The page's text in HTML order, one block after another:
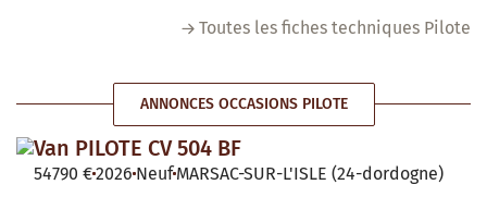
Toutes les fiches techniques Pilote
ANNONCES OCCASIONS PILOTE
Van PILOTE CV 504 BF
54790 €2026 Neuf MARSAC-SUR-L'ISLE (24-dordogne)